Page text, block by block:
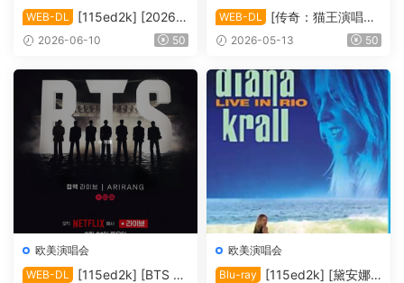
WEB-DL
[115ed2k] [2026-
凯莉·米洛：Tension巡回演唱
P5.1.H264][MKV/4.80 GiB]
2026-06-10 50
WEB-DL
[传奇：猫王演唱会
EPiC.Elvis.Presley.in.Concer
DL.DDP5.1.H.265][MKV/10.
44 GiB]
2026-05-13 50
欧美演唱会
WEB-DL
[115ed2k] [BTS Th
欧美演唱会
Blu-ray
[115ed2k] [黛安娜·